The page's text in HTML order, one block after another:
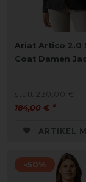
Ariat Artico 2.0
Coat Damen
statt 230,00 €
184,00 € *
ARTIKEL
-50%